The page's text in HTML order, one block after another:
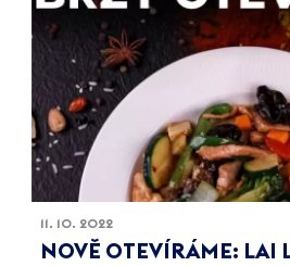
11. 10. 2022
NOVĚ OTEVÍRÁME: LAI